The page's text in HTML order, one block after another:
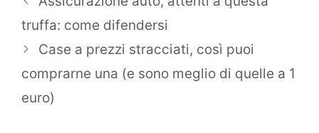
truffa: come difendersi
Case a prezzi stracciati, così puoi
comprarne una (e sono meglio di quelle a 1
euro)